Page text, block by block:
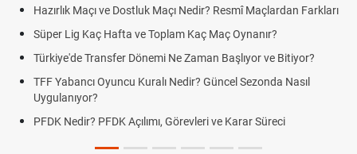
Hazırlık Maçı ve Dostluk Maçı Nedir? Resmî Maçlardan Farkları
Süper Lig Kaç Hafta ve Toplam Kaç Maç Oynanır?
Türkiye'de Transfer Dönemi Ne Zaman Başlıyor ve Bitiyor?
TFF Yabancı Oyuncu Kuralı Nedir? Güncel Sezonda Nasıl
Uygulanıyor?
PFDK Nedir? PFDK Açılımı, Görevleri ve Karar Süreci